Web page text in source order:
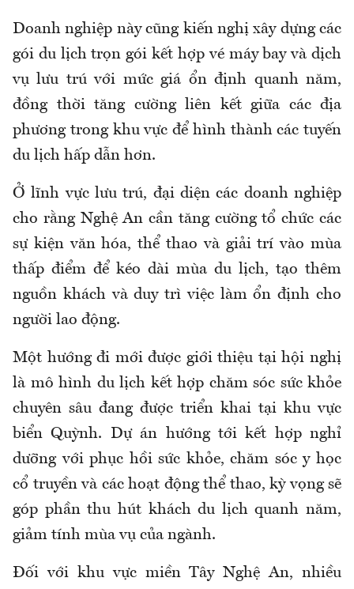
Doanh nghiệp này cũng kiến nghị xây dựng các
gói du lịch trọn gói kết hợp vé máy bay và dịch
vụ lưu trú với mức giá ổn định quanh năm,
đồng thời tăng cường liên kết giữa các địa
phương trong khu vực để hình thành các tuyến
du lịch hấp dẫn hơn.
Ở lĩnh vực lưu trú, đại diện các doanh nghiệp
cho rằng Nghệ An cần tăng cường tổ chức các
sự kiện văn hóa, thể thao và giải trí vào mùa
thấp điểm để kéo dài mùa du lịch, tạo thêm
nguồn khách và duy trì việc làm ổn định cho
người lao động.
Một hướng đi mới được giới thiệu tại hội nghị
là mô hình du lịch kết hợp chăm sóc sức khỏe
chuyên sâu đang được triển khai tại khu vực
biển Quỳnh. Dự án hướng tới kết hợp nghỉ
dưỡng với phục hồi sức khỏe, chăm sóc y học
cổ truyền và các hoạt động thể thao, kỳ vọng sẽ
góp phần thu hút khách du lịch quanh năm,
giảm tính mùa vụ của ngành.
Đối với khu vực miền Tây Nghệ An, nhiều